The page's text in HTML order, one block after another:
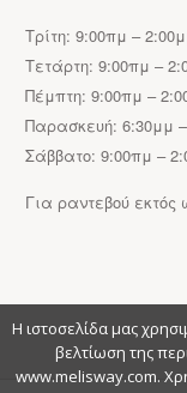
Τρίτη: 9:00πμ –
Τετάρτη: 9:00πμ –
Πέμπτη: 9:00πμ –
Παρασκευή: 6:30μμ
Σάββατο: 9:00πμ –
Για ραντεβού εκτός
Η ιστοσελίδα μας
βελτίωση της
www.melisway.com.